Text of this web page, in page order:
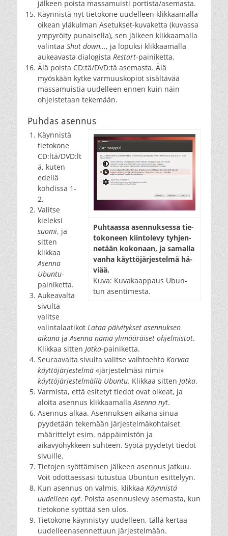
jälkeen poista massamuisti portista/asemasta.
Käynnistä nyt tietokone uudelleen klikkaamalla
oikean yläkulman Asetukset-kuvaketta (kuvassa
ympyröity punaisella), sen jälkeen klikkaamalla
valintaa Shut down…, ja lopuksi klikkaamalla
aukeavasta dialogista Restart-painiketta.
Älä poista CD:tä/DVD:tä asemasta. Älä
myöskään kytke varmuuskopiot sisältävää
massamuistia uudelleen ennen kuin näin
ohjeistetaan tekemään.
Puhdas asennus
Puh­taas­sa asen­nuk­ses­sa tie­
to­ko­neen kiin­to­le­vy tyh­jen­
ne­tään ko­ko­naan, ja sa­mal­la
van­ha käyt­tö­jär­jes­tel­mä hä­
vi­ää.
Ku­va: Ku­va­kaap­paus Ubun­
tun asen­ti­mes­ta.
Käynnistä
tietokone
CD:ltä/DVD:lt
ä, kuten
edellä
kohdissa 1-
2.
Valitse
kieleksi
suomi, ja
sitten
klikkaa
Asenna
Ubuntu-
painiketta.
Aukeavalta
sivulta
valitse
valintalaatikot Lataa päivitykset asennuksen
aikana ja Asenna nämä ylimääräiset ohjelmistot.
Klikkaa sitten Jatka-painiketta.
Seuraavalta sivulta valitse vaihtoehto Korvaa
käyttöjärjestelmä «järjestelmäsi nimi»
käyttöjärjestelmällä Ubuntu. Klikkaa sitten Jatka.
Varmista, että esitetyt tiedot ovat oikeat, ja
aloita asennus klikkaamalla Asenna nyt.
Asennus alkaa. Asennuksen aikana sinua
pyydetään tekemään järjestelmäkohtaiset
määrittelyt esim. näppäimistön ja
aikavyöhykkeen suhteen. Syötä pyydetyt tiedot
sivuille.
Tietojen syöttämisen jälkeen asennus jatkuu.
Voit odottaessasi tutustua Ubuntun esittelyyn.
Kun asennus on valmis, klikkaa Käynnistä
uudelleen nyt. Poista asennuslevy asemasta, kun
tietokone syöttää sen ulos.
Tietokone käynnistyy uudelleen, tällä kertaa
uudelleenasennettuun järjestelmään.